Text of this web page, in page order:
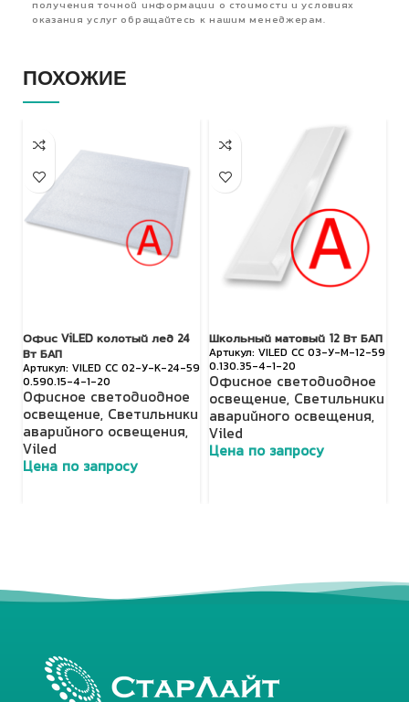
получения точной информации о стоимости и условиях
оказания услуг обращайтесь к нашим менеджерам.
ПОХОЖИЕ
Офис ViLED колотый лед 24
Вт БАП
VILED СС 02-У-К-24-59
0.590.15-4-1-20
Офисное светодиодное
освещение, Светильники
аварийного освещения,
Viled
Цена по запросу
Школьный матовый 12 Вт БАП
VILED СС 03-У-М-12-59
0.130.35-4-1-20
Офисное светодиодное
освещение, Светильники
аварийного освещения,
Viled
Цена по запросу